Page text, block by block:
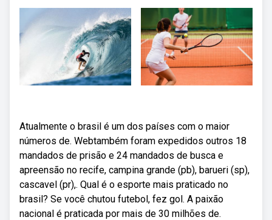
Atualmente o brasil é um dos países com o maior
números de. Webtambém foram expedidos outros 18
mandados de prisão e 24 mandados de busca e
apreensão no recife, campina grande (pb), barueri (sp),
cascavel (pr),. Qual é o esporte mais praticado no
brasil? Se você chutou futebol, fez gol. A paixão
nacional é praticada por mais de 30 milhões de.